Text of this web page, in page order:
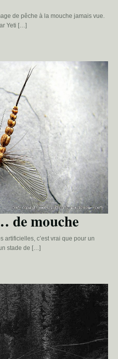
de pêche à la mouche jamais vue.
Yeti […]
de mouche
artificielles, c’est vrai que pour un
stade de […]